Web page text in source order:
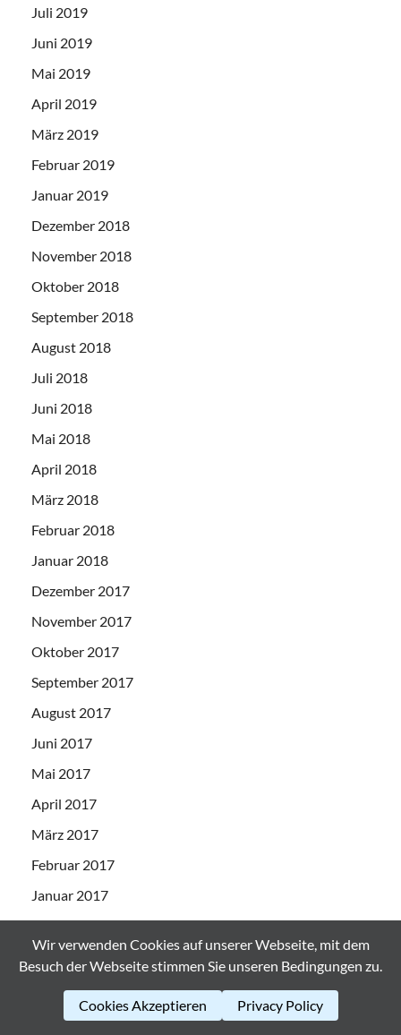
Juli 2019
Juni 2019
Mai 2019
April 2019
März 2019
Februar 2019
Januar 2019
Dezember 2018
November 2018
Oktober 2018
September 2018
August 2018
Juli 2018
Juni 2018
Mai 2018
April 2018
März 2018
Februar 2018
Januar 2018
Dezember 2017
November 2017
Oktober 2017
September 2017
August 2017
Juni 2017
Mai 2017
April 2017
März 2017
Februar 2017
Januar 2017
Dezember 2016
September 2016
August 2016
Wir verwenden Cookies auf unserer Webseite, mit dem
Besuch der Webseite stimmen Sie unseren Bedingungen zu.
Cookies Akzeptieren Privacy Policy